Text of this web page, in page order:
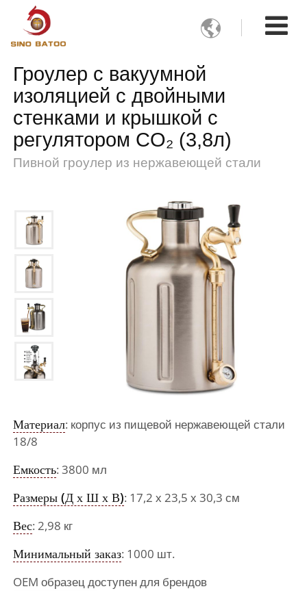

Гроулер с вакуумной
изоляцией с двойными
стенками и крышкой с
регулятором CO₂ (3,8л)
Пивной гроулер из нержавеющей стали
Материал: корпус из пищевой нержавеющей стали
18/8
Емкость: 3800 мл
Размеры (Д х Ш х В): 17,2 х 23,5 х 30,3 см
Вес: 2,98 кг
Минимальный заказ: 1000 шт.
OEM образец доступен для брендов